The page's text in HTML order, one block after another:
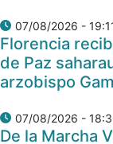
07/08/2026 -
Florencia
de Paz
arzobispo
07/08/2026 -
De la Marcha